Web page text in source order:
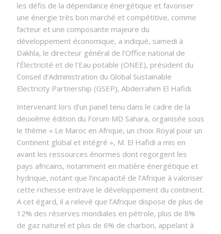
les défis de la dépendance énergétique et favoriser
une énergie très bon marché et compétitive, comme
facteur et une composante majeure du
développement économique, a indiqué, samedi à
Dakhla, le directeur général de l’Office national de
l’Électricité et de l’Eau potable (ONEE), président du
Conseil d’Administration du Global Sustainable
Electricity Partnership (GSEP), Abderrahim El Hafidi.
Intervenant lors d’un panel tenu dans le cadre de la
deuxième édition du Forum MD Sahara, organisée sous
le thème « Le Maroc en Afrique, un choix Royal pour un
Continent global et intégré », M. El Hafidi a mis en
avant les ressources énormes dont regorgent les
pays africains, notamment en matière énergétique et
hydrique, notant que l’incapacité de l’Afrique à valoriser
cette richesse entrave le développement du continent.
A cet égard, il a relevé que l’Afrique dispose de plus de
12% des réserves mondiales en pétrole, plus de 8%
de gaz naturel et plus de 6% de charbon, appelant à